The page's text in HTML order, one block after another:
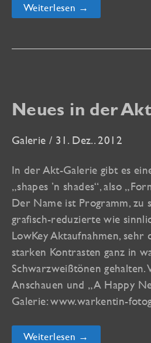
Neue
Reise-
Lissabon
Weiterlesen →
Neues in der
Galerie / 31. Dez.. 2012
In der Akt-Galerie gibt es
„shapes ’n shades“, also
Der Name ist Programm, zu
grafisch-reduzierte wie
LowKey Aktaufnahmen,
starken Kontrasten ganz in
Schwarzweißtönen gehalten.
Anschauen und „A Happy
Galerie: www.warkentin-
Neues
Weiterlesen →